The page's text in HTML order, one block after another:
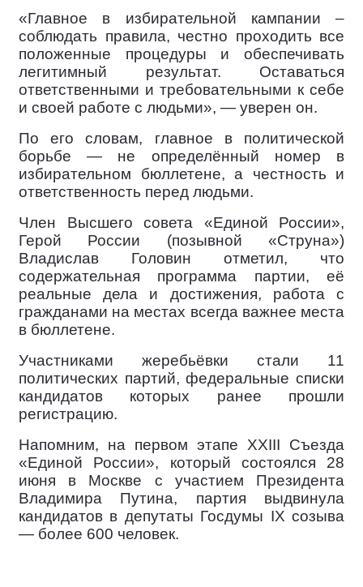
«Главное в избирательной кампании –
соблюдать правила, честно проходить все
положенные процедуры и обеспечивать
легитимный результат. Оставаться
ответственными и требовательными к себе
и своей работе с людьми», — уверен он.
По его словам, главное в политической
борьбе — не определённый номер в
избирательном бюллетене, а честность и
ответственность перед людьми.
Член Высшего совета «Единой России»,
Герой России (позывной «Струна»)
Владислав Головин отметил, что
содержательная программа партии, её
реальные дела и достижения, работа с
гражданами на местах всегда важнее места
в бюллетене.
Участниками жеребьёвки стали 11
политических партий, федеральные списки
кандидатов которых ранее прошли
регистрацию.
Напомним, на первом этапе XXIII Съезда
«Единой России», который состоялся 28
июня в Москве с участием Президента
Владимира Путина, партия выдвинула
кандидатов в депутаты Госдумы IX созыва
— более 600 человек.